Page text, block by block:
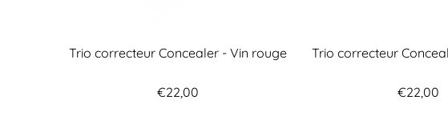
Trio correcteur Concealer - Vin rouge
€22,00
Trio correcteur
€22,00